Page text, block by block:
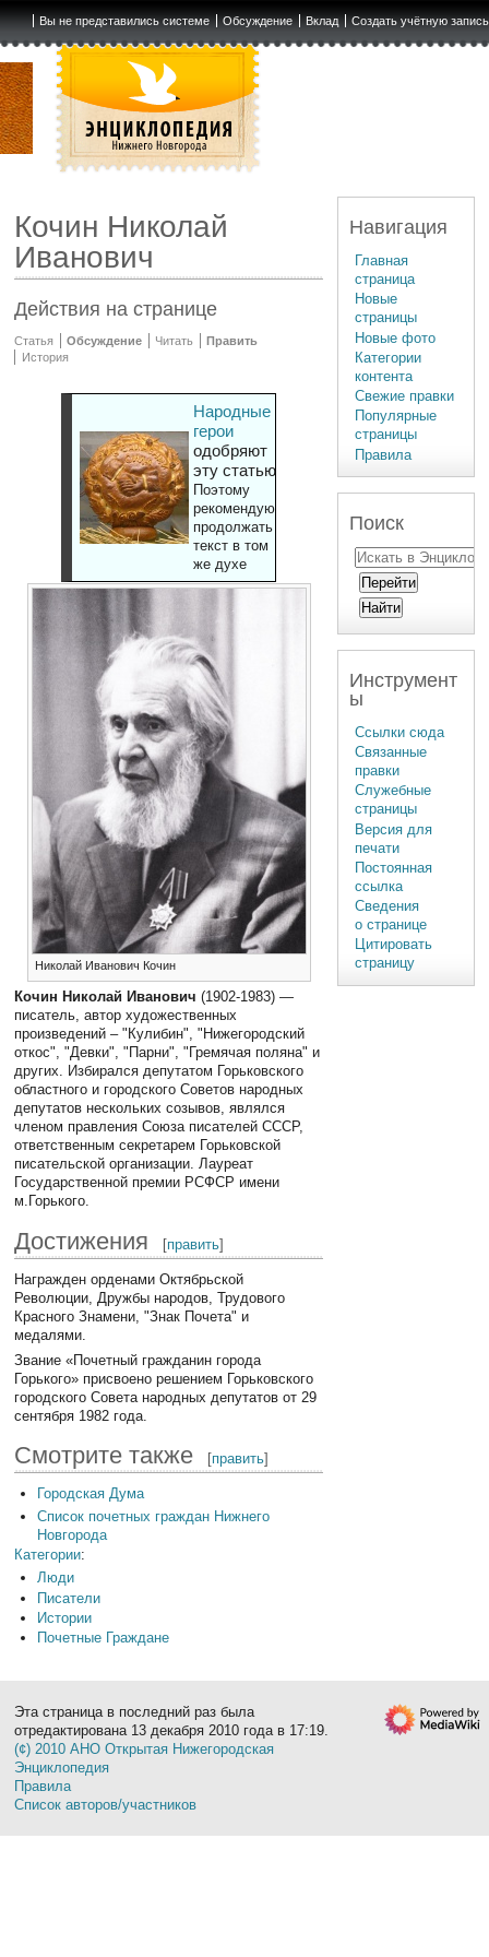
Вы не представились системе Обсуждение Вклад Создать учётную запись
Кочин Николай
Иванович
Действия на странице
Статья Обсуждение Читать
Править
История
Народные
герои
одобряют
эту статью
Поэтому
рекомендуют
продолжать
текст в том
же духе
Николай Иванович Кочин
Кочин Николай Иванович (1902-1983) —
писатель, автор художественных
произведений – "Кулибин", "Нижегородский
откос", "Девки", "Парни", "Гремячая поляна" и
других. Избирался депутатом Горьковского
областного и городского Советов народных
депутатов нескольких созывов, являлся
членом правления Союза писателей СССР,
ответственным секретарем Горьковской
писательской организации. Лауреат
Государственной премии РСФСР имени
м.Горького.
Достижения [править]
Награжден орденами Октябрьской
Революции, Дружбы народов, Трудового
Красного Знамени, "Знак Почета" и
медалями.
Звание «Почетный гражданин города
Горького» присвоено решением Горьковского
городского Совета народных депутатов от 29
сентября 1982 года.
Смотрите также [править]
Городская Дума
Список почетных граждан Нижнего
Новгорода
Категории:
Люди
Писатели
Истории
Почетные Граждане
Навигация
Главная
страница
Новые
страницы
Новые фото
Категории
контента
Свежие правки
Популярные
страницы
Правила
Поиск
Инструмент
ы
Ссылки сюда
Связанные
правки
Служебные
страницы
Версия для
печати
Постоянная
ссылка
Сведения
о странице
Цитировать
страницу
Эта страница в последний раз была
отредактирована 13 декабря 2010 года в 17:19.
(¢) 2010 АНО Открытая Нижегородская
Энциклопедия
Правила
Список авторов/участников